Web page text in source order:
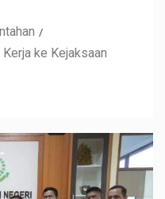
ke Kejaksaan